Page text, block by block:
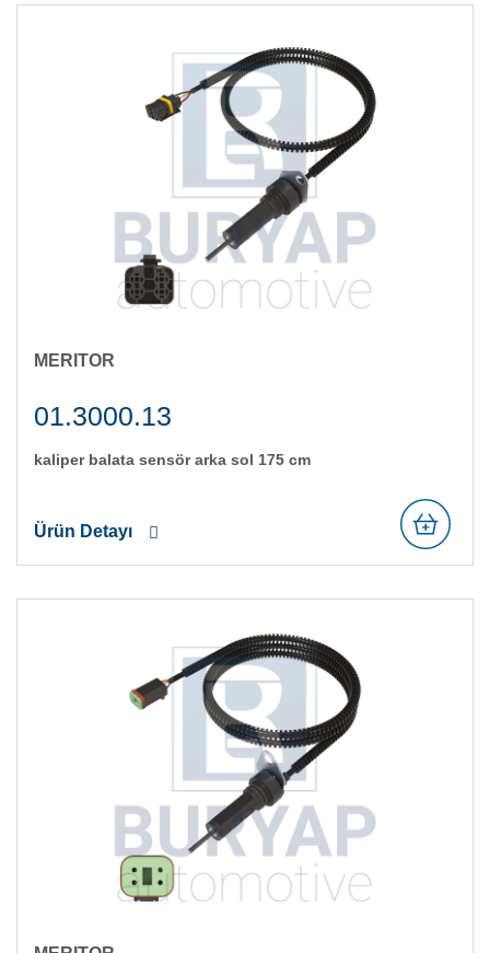
MERITOR
01.3000.13
kali̇per balata sensör arka sol 175 cm
Ürün Detayı